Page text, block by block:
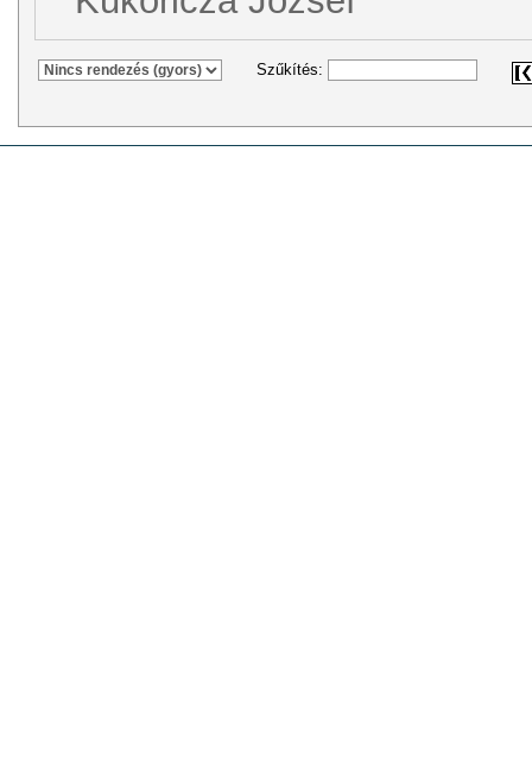
Szűkítés: